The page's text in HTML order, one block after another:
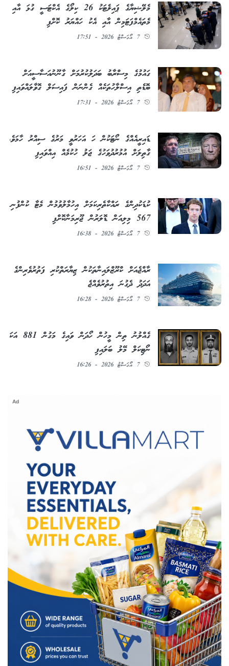
މެލޭޝިޔާގެ ޕައިލެޓަކު 26 ކިލޯގެ އެކްޓަސީ ގުޅަ އާއި
މެތައެމްފަޓަމިން އާއި އެކު ހައްޔަރު ކޮށްފި
7 އޯގަސްޓު 2026 - 17:51
ގައުމުގެ މިސްރާބު ބަދަލުކުރުމަށް ގާނޫނުއަސާސީއަށް
ބޮޑެތި އިސްލާހުތަކެއް ގެންނަން ފައިސަލް ގޮވާލައްވައިފި
7 އޯގަސްޓު 2026 - 17:31
ޑައިރީއެއްގެ ނޯޓަކުން ހަ އަހަރުވީ މަރުގެ ސިއްރު ހާމަވެ،
ގާތިލަށް އުމުރުދުވަހުގެ ޖަލު ހުކުމެއް އިއްވައިފި
7 އޯގަސްޓު 2026 - 16:51
ކުޑަކުދިންގެ ރައްކާތެރިކަމަށް އިހުމާލުވުމުން މެޓާ ކުންފުނި
567 މިލިއަން ޑޮލަރުން ޖޫރިމަނާކޮށްފި
7 އޯގަސްޓު 2026 - 16:38
ރާއްޖެއަށް ކްރޫޒްލައިނާތަކުން ޒިޔާރަތްކުރި ފަތުރުވެރިންގެ
އަދަދު ދެގުނަ އިތުރުވެއްޖެ
7 އޯގަސްޓު 2026 - 16:28
ގެއްލުނު ތިން މީހުން ހޯދަން ވައިގެ މަގުން 881 އަކަ
ނޯޓިކަލް މޭލު ބަލައިފި
7 އޯގަސްޓު 2026 - 16:26
Ad